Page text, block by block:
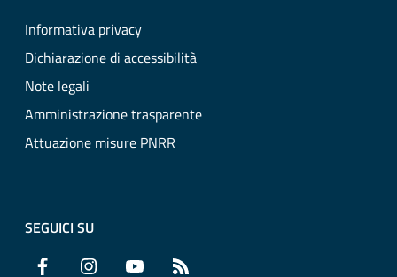
Informativa privacy
Dichiarazione di accessibilità
Note legali
Amministrazione trasparente
Attuazione misure PNRR
SEGUICI SU
Facebook Instagram YouTube